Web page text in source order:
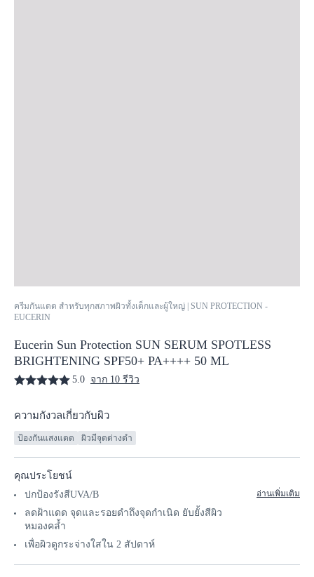
ครีมกันแดด สำหรับทุกสภาพผิวทั้งเด็กและผู้ใหญ่ | SUN PROTECTION -
EUCERIN
Eucerin Sun Protection SUN SERUM SPOTLESS
BRIGHTENING SPF50+ PA++++ 50 ML
5.0 จาก 10 รีวิว
ความกังวลเกี่ยวกับผิว
ป้องกันแสงแดด ผิวมีจุดด่างดำ
คุณประโยชน์
ปกป้องรังสีUVA/B
ลดฝ้าแดด จุดและรอยดำถึงจุดกำเนิด ยับยั้งสีผิว
หมองคล้ำ
เพื่อผิวดูกระจ่างใสใน 2 สัปดาห์
อ่านเพิ่มเติม